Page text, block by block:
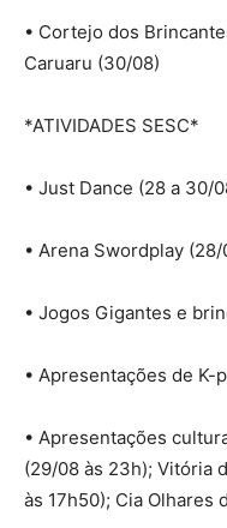
• Cortejo dos
Caruaru (30/08)
*ATIVIDADES SESC*
• Just Dance (28 a 30/
• Arena Swordplay (28/
• Jogos Gigantes e
• Apresentações de K-
• Apresentações
(29/08 às 23h); Vitória
às 17h50); Cia Olhares